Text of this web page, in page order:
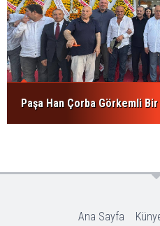
Paşa Han Çorba Görkemli
Ana Sayfa